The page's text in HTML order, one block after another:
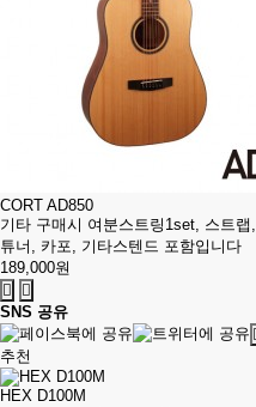
CORT AD850
기타 구매시 여분스트링1set, 스트랩,
튜너, 카포, 기타스텐드 포함입니다
189,000원
SNS 공유
추천
HEX D100M